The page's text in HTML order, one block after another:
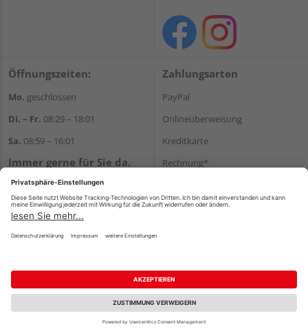
Öffnungszeiten:
Mo. geschlossen
Di. – Fr. 08:29 – 18:01
Sa. 08:59 – 16:01
Immer gerne für Sie da.
E-Mail:kontakt@holzziller.de
Zahlungsarten
PayPal
Onlineüberweisung
Kreditkarte
Rechnung*
Versand
Impressum AGB Widerruf
Datenschutz
Reservierungsbedingungen
Vertrag widerrufen